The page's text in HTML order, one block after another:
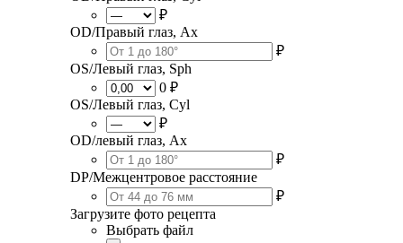
₽
OD/Правый глаз, Ax
₽
OS/Левый глаз, Sph
0 ₽
OS/Левый глаз, Cyl
₽
OD/левый глаз, Ax
₽
DP/Межцентровое расстояние
₽
Загрузите фото рецепта
Выбрать файл